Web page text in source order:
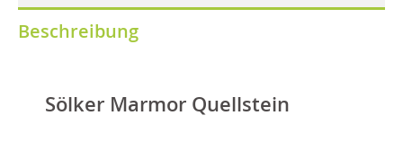
Beschreibung
Sölker Marmor Quellstein